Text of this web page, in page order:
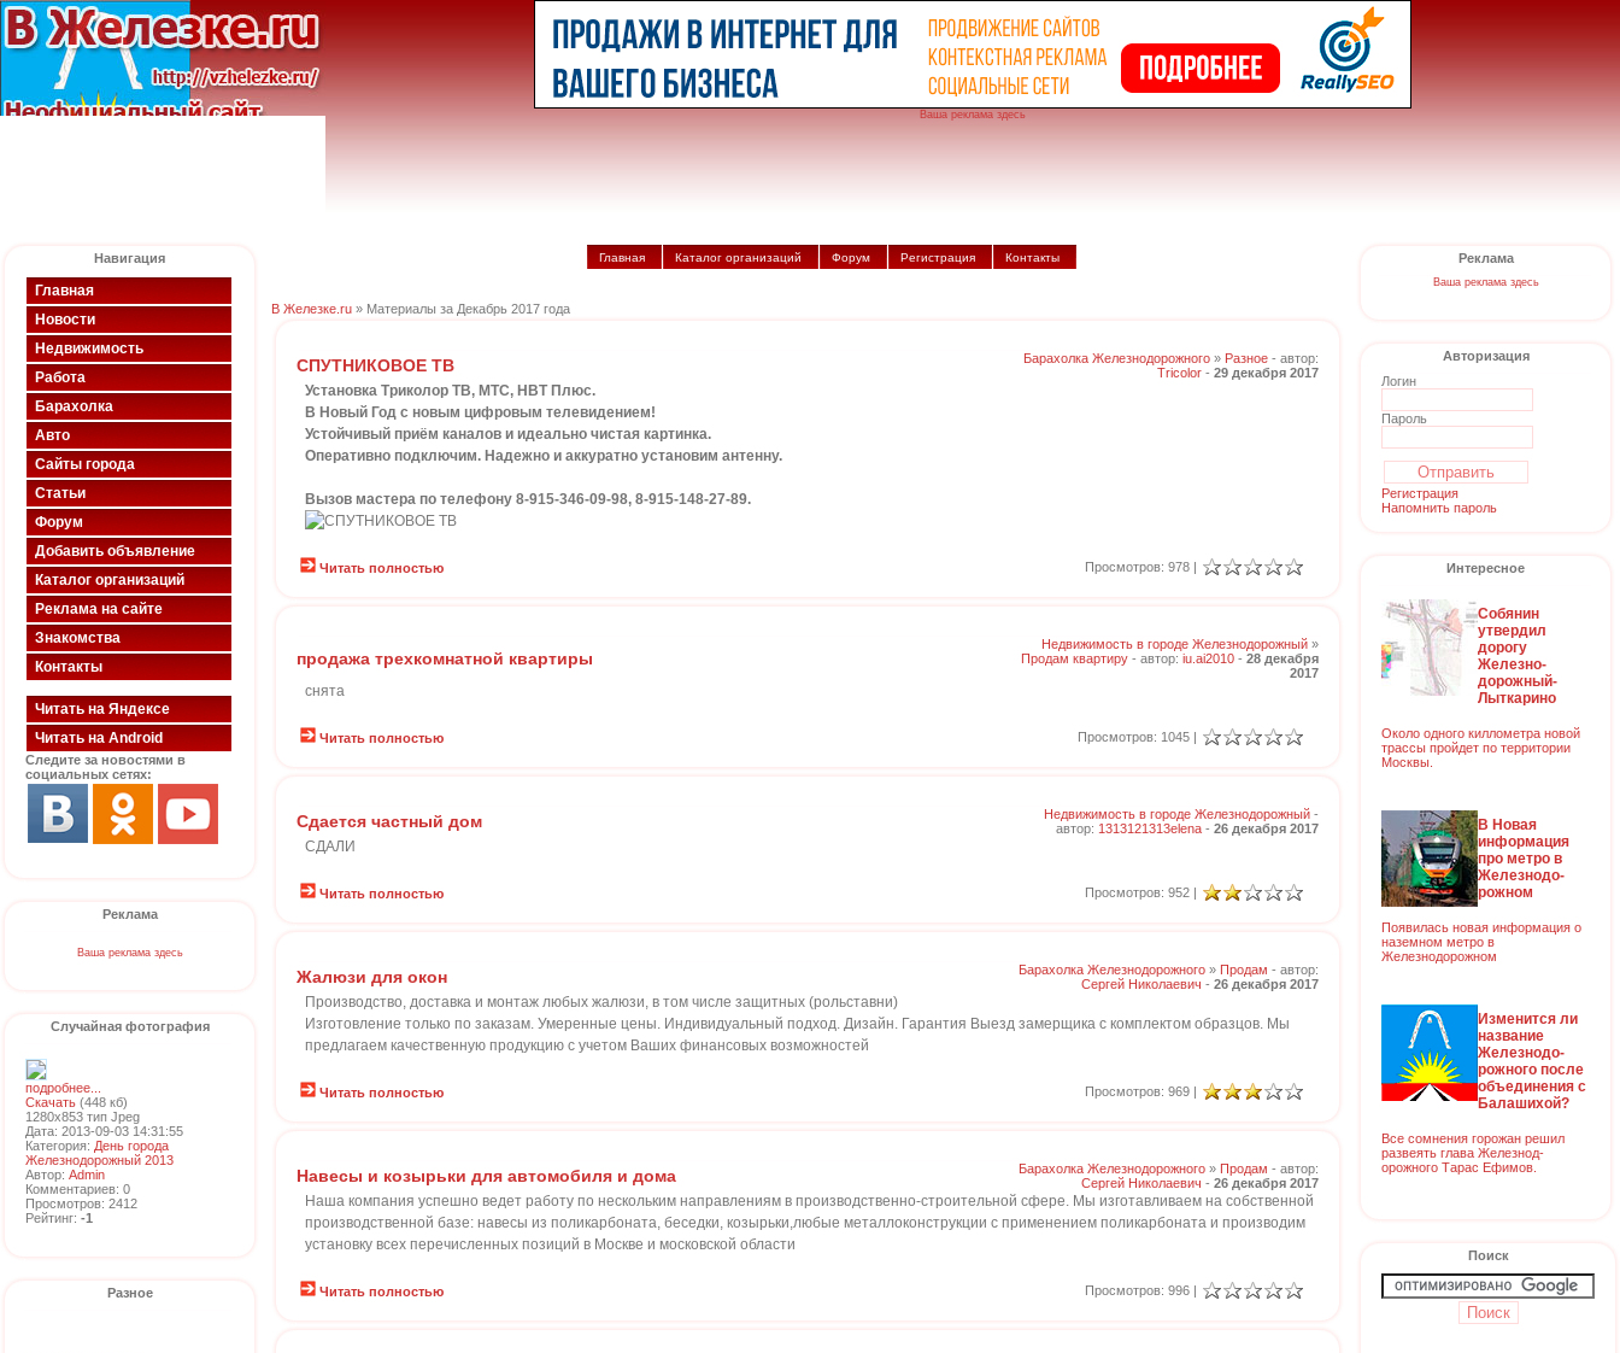
Ваша реклама здесь
Навигация
Главная
Новости
Недвижимость
Работа
Барахолка
Авто
Сайты города
Статьи
Форум
Добавить объявление
Каталог организаций
Реклама на сайте
Знакомства
Контакты
Читать на Яндексе
Читать на Android
Следите за новостями в
социальных сетях:
Реклама
Ваша реклама здесь
Случайная фотография
подробнее...
Скачать (448 кб)
1280x853 тип Jpeg
Дата: 2013-09-03 14:31:55
Категория: День города
Железнодорожный 2013
Автор: Admin
Комментариев: 0
Просмотров: 2412
Рейтинг: -1
Разное
Главная Каталог организаций Форум Регистрация Контакты
В Железке.ru » Материалы за Декабрь 2017 года
СПУТНИКОВОЕ ТВ Барахолка Железнодорожного » Разное - автор:
Tricolor - 29 декабря 2017
Установка Триколор ТВ, МТС, НВТ Плюс.
В Новый Год с новым цифровым телевидением!
Устойчивый приём каналов и идеально чистая картинка.
Оперативно подключим. Надежно и аккуратно установим антенну.
Вызов мастера по телефону 8-915-346-09-98, 8-915-148-27-89.
Читать полностью Просмотров: 978 |
продажа трехкомнатной квартиры
Недвижимость в городе Железнодорожный »
Продам квартиру - автор: iu.ai2010 - 28 декабря
2017
снята
Читать полностью Просмотров: 1045 |
Сдается частный дом Недвижимость в городе Железнодорожный -
автор: 1313121313elena - 26 декабря 2017
СДАЛИ
Читать полностью Просмотров: 952 |
Жалюзи для окон Барахолка Железнодорожного » Продам - автор:
Сергей Николаевич - 26 декабря 2017
Производство, доставка и монтаж любых жалюзи, в том числе защитных (рольставни)
Изготовление только по заказам. Умеренные цены. Индивидуальный подход. Дизайн. Гарантия Выезд замерщика с комплектом образцов. Мы
предлагаем качественную продукцию с учетом Ваших финансовых возможностей
Читать полностью Просмотров: 969 |
Навесы и козырьки для автомобиля и дома Барахолка Железнодорожного » Продам - автор:
Сергей Николаевич - 26 декабря 2017
Наша компания успешно ведет работу по нескольким направлениям в производственно-строительной сфере. Мы изготавливаем на собственной
производственной базе: навесы из поликарбоната, беседки, козырьки,любые металлоконструкции с применением поликарбоната и производим
установку всех перечисленных позиций в Москве и московской области
Читать полностью Просмотров: 996 |
Реклама
Ваша реклама здесь
Авторизация
Логин
Пароль
Регистрация
Напомнить пароль
Интересное
Собянин
утвердил
дорогу
Железно-
дорожный-
Лыткарино
Около одного киллометра новой
трассы пройдет по территории
Москвы.
В Новая
информация
про метро в
Железнодо-
рожном
Появилась новая информация о
наземном метро в
Железнодорожном
Изменится ли
название
Железнодо-
рожного после
объединения с
Балашихой?
Все сомнения горожан решил
развеять глава Железнод-
орожного Тарас Ефимов.
Поиск